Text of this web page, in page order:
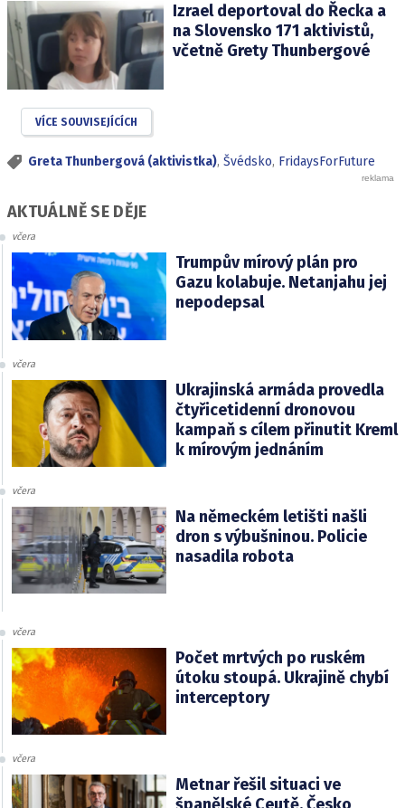
Izrael deportoval do Řecka a
na Slovensko 171 aktivistů,
včetně Grety Thunbergové
VÍCE SOUVISEJÍCÍCH
Greta Thunbergová (aktivistka), Švédsko, FridaysForFuture
AKTUÁLNĚ SE DĚJE
včera
Trumpův mírový plán pro
Gazu kolabuje. Netanjahu jej
nepodepsal
včera
Ukrajinská armáda provedla
čtyřicetidenní dronovou
kampaň s cílem přinutit Kreml
k mírovým jednáním
včera
Na německém letišti našli
dron s výbušninou. Policie
nasadila robota
včera
Počet mrtvých po ruském
útoku stoupá. Ukrajině chybí
interceptory
včera
Metnar řešil situaci ve